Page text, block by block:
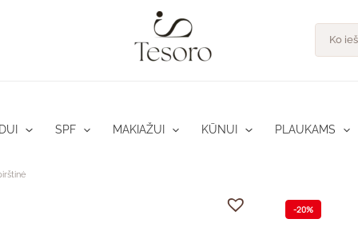
search
SPF MAKIAŽUI KŪNUI PLAUKAMS
-20%